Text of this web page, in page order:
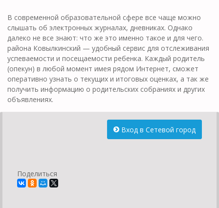
В современной образовательной сфере все чаще можно
слышать об электронных журналах, дневниках. Однако
далеко не все знают: что же это именно такое и для чего.
района Ковылкинский — удобный сервис для отслеживания
успеваемости и посещаемости ребенка. Каждый родитель
(опекун) в любой момент имея рядом Интернет, сможет
оперативно узнать о текущих и итоговых оценках, а так же
получить информацию о родительских собраниях и других
объявлениях.
Вход в Сетевой город
Поделиться